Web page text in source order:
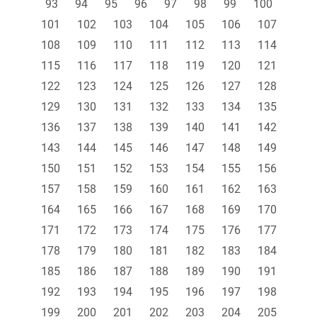
93
94 95 96 97 98 99
100
101
102 103 104 105 106
107
108
109 110 111 112 113
114
115
116 117 118 119 120
121
122
123 124 125 126 127
128
129
130 131 132 133 134
135
136
137 138 139 140 141
142
143
144 145 146 147 148
149
150
151 152 153 154 155
156
157
158 159 160 161 162
163
164
165 166 167 168 169
170
171
172 173 174 175 176
177
178
179 180 181 182 183
184
185
186 187 188 189 190
191
192
193 194 195 196 197
198
199
200 201 202 203 204
205